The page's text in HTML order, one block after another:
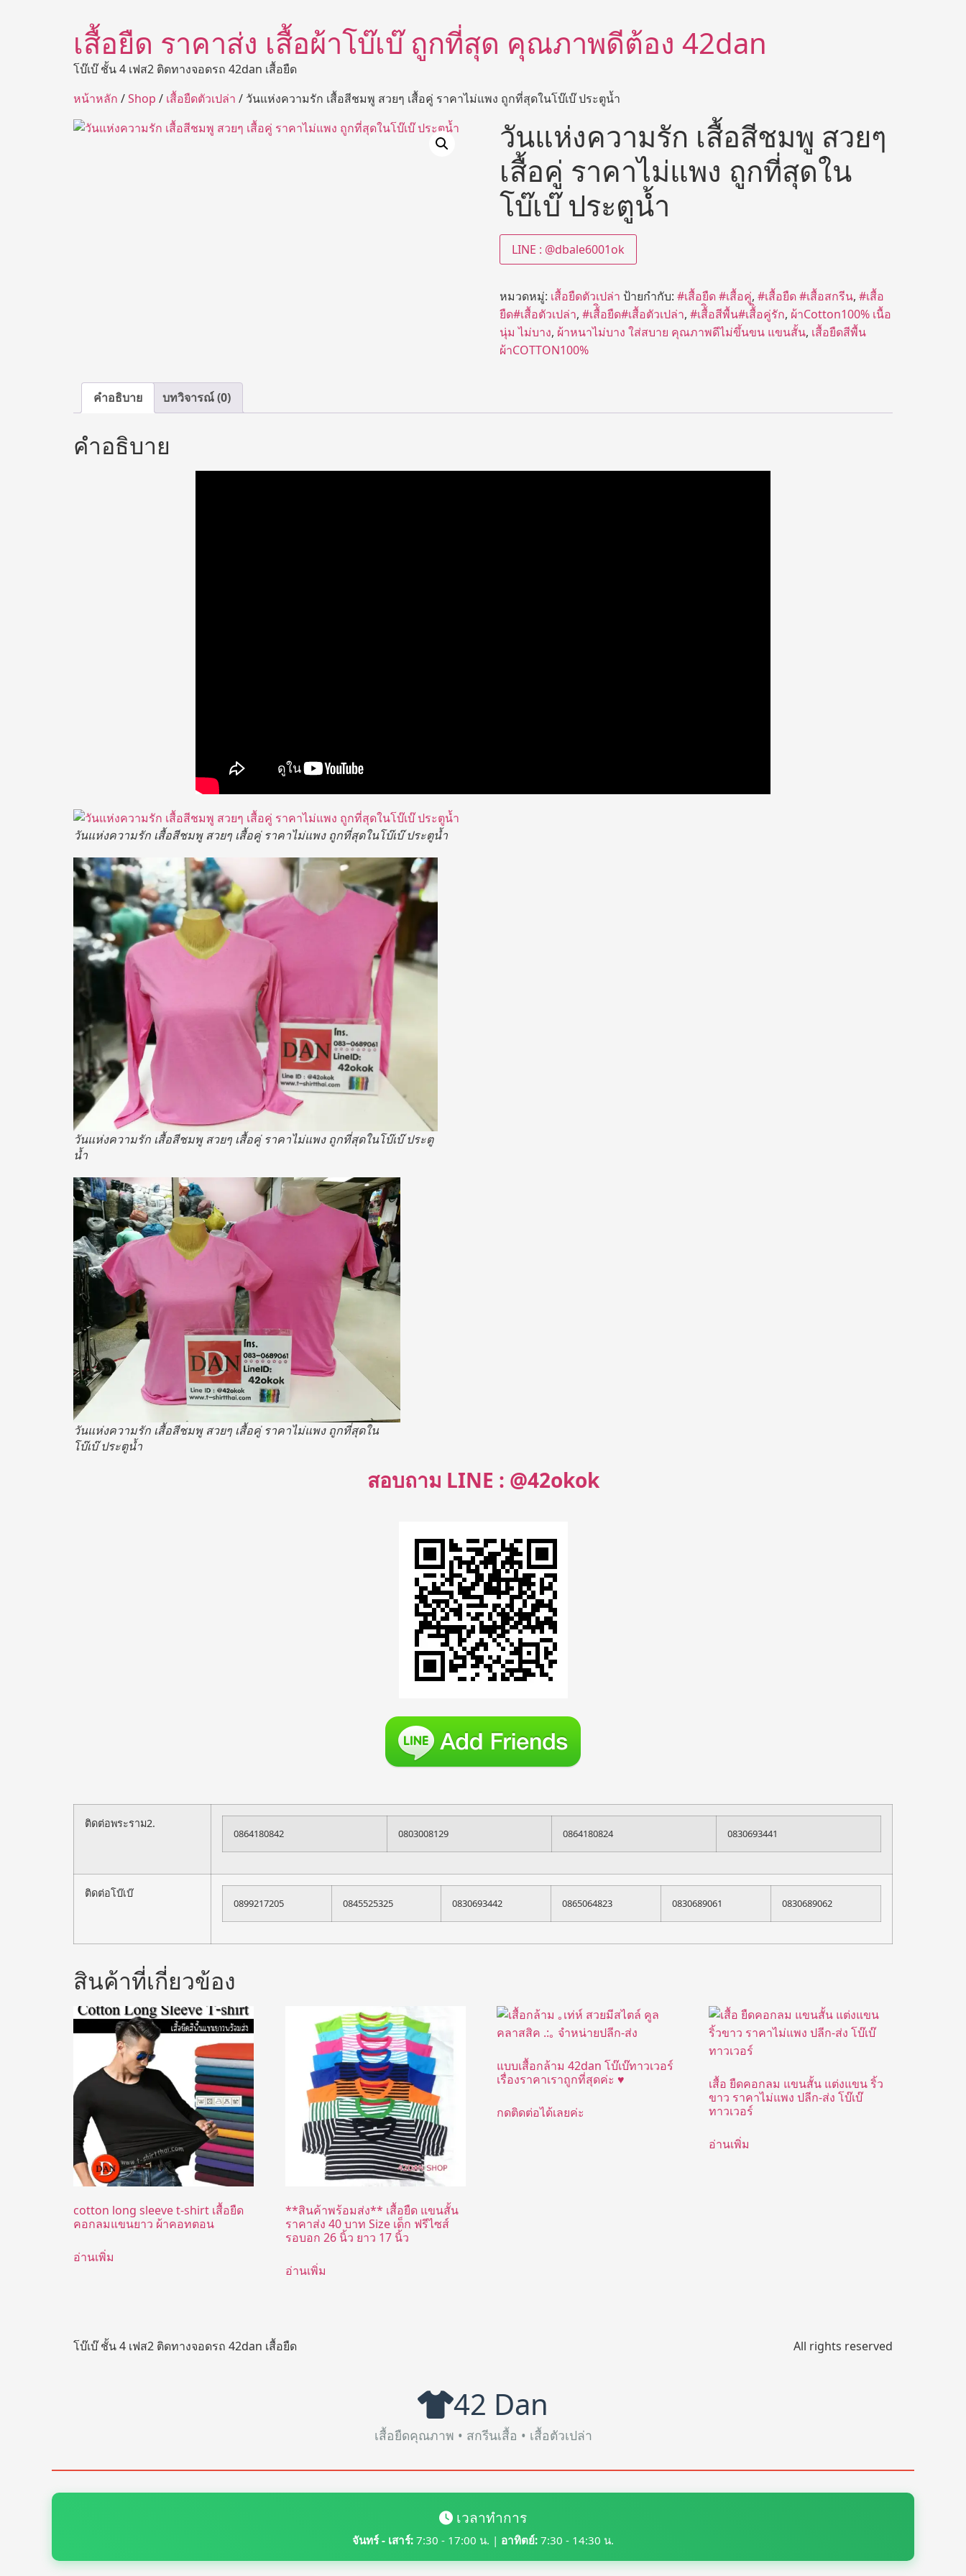
เสื้อยืด ราคาส่ง เสื้อผ้าโบ๊เบ๊ ถูกที่สุด คุณภาพดีต้อง 42dan
โบ๊เบ๊ ชั้น 4 เฟส2 ติดทางจอดรถ 42dan เสื้อยืด
หน้าหลัก /Shop / เสื้อยืดตัวเปล่า / วันแห่งความรัก เสื้อสีชมพู สวยๆ เสื้อคู่ ราคาไม่แพง ถูกที่สุดในโบ๊เบ๊ ประตูน้ำ
วันแห่งความรัก เสื้อสีชมพู สวยๆ
เสื้อคู่ ราคาไม่แพง ถูกที่สุดใน
โบ๊เบ๊ ประตูน้ำ
LINE : @dbale6001ok
หมวดหมู่: เสื้อยืดตัวเปล่า ป้ายกำกับ: #เสื้อยืด #เสื้อคู่, #เสื้อยืด #เสื้อสกรีน, #เสื้อ
ยืด#เสื้อตัวเปล่า, #เสื้ิอยืด#เสื้อตัวเปล่า, #เสื้ิอสีพื้น#เสื้ิอคู่รัก, ผ้าCotton100% เนื้อ
นุ่ม ไม่บาง, ผ้าหนาไม่บาง ใส่สบาย คุณภาพดีไม่ขึ้นขน แขนสั้น, เสื้อยืดสีพื้น
ผ้าCOTTON100%
คำอธิบาย บทวิจารณ์ (0)
คำอธิบาย
วันแห่งความรัก เสื้อสีชมพู สวยๆ เสื้อคู่ ราคาไม่แพง ถูกที่สุดในโบ๊เบ๊ ประตูน้ำ
วันแห่งความรัก เสื้อสีชมพู สวยๆ เสื้อคู่ ราคาไม่แพง ถูกที่สุดในโบ๊เบ๊ ประตู
น้ำ
วันแห่งความรัก เสื้อสีชมพู สวยๆ เสื้อคู่ ราคาไม่แพง ถูกที่สุดใน
โบ๊เบ๊ ประตูน้ำ
สอบถาม LINE : @42okok
ติดต่อพระราม2.
0864180842 0803008129 0864180824 0830693441
ติดต่อโบ๊เบ๊
0899217205 0845525325 0830693442 0865064823 0830689061 0830689062
สินค้าที่เกี่ยวข้อง
cotton long sleeve t-shirt เสื้อยืด
คอกลมแขนยาว ผ้าคอทตอน
อ่านเพิ่ม
**สินค้าพร้อมส่ง** เสื้อยืด แขนสั้น
ราคาส่ง 40 บาท Size เด็ก ฟรีไซส์
รอบอก 26 นิ้ว ยาว 17 นิ้ว
อ่านเพิ่ม
แบบเสื้อกล้าม 42dan โบ๊เบ๊ทาวเวอร์
เรื่องราคาเราถูกที่สุดค่ะ ♥
กดติดต่อได้เลยค่ะ
เสื้อ ยืดคอกลม แขนสั้น แต่งแขน ริ้ว
ขาว ราคาไม่แพง ปลีก-ส่ง โบ๊เบ๊
ทาวเวอร์
อ่านเพิ่ม
โบ๊เบ๊ ชั้น 4 เฟส2 ติดทางจอดรถ 42dan เสื้อยืด All rights reserved
42 Dan
เสื้อยืดคุณภาพ • สกรีนเสื้อ • เสื้อตัวเปล่า
เวลาทำการ
จันทร์ - เสาร์: 7:30 - 17:00 น. | อาทิตย์: 7:30 - 14:30 น.